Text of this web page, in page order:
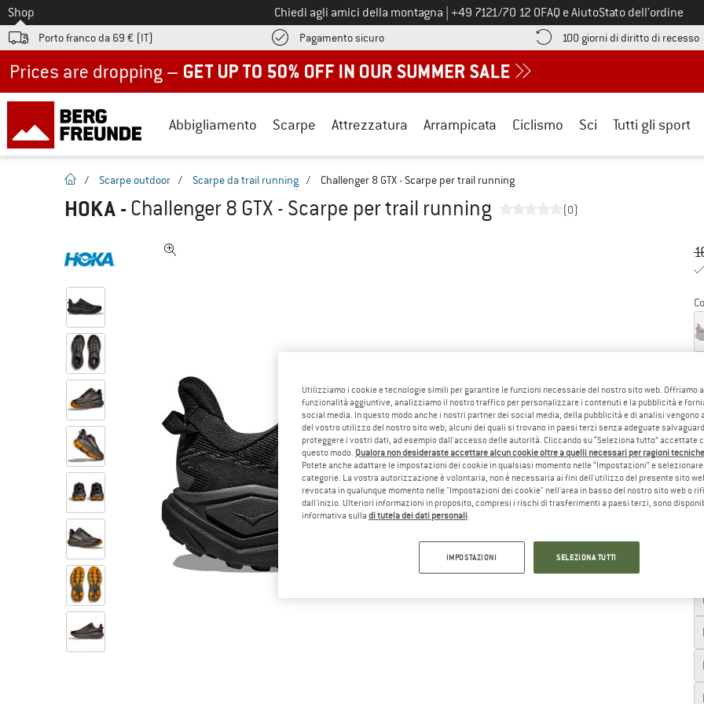
Allo
Shop Chiedi agli amici della montagna Chiamaci al numero
+49 7121/70 12 0FAQ e AiutoStato dell’ordine
Porto franco da 69 € (IT) Pagamento sicuroQui trovi le informazioni di pagamento! Si apre in una casella
100 giorni di diritto di recesso
Abbigliamento Scarpe Attrezzatura Arrampicata Ciclismo Sci Tutti gli sport
pagina iniziale
/ Scarpe outdoor / Scarpe da trail running / Challenger 8 GTX - Scarpe per trail running
HOKA - Challenger 8 GTX - Scarpe per trail running (0)
Utilizziamo i cookie e tecnologie simili per garantire le funzioni necessarie del nostro sito web. Offriamo
funzionalità aggiuntive, analizziamo il nostro traffico per personalizzare i contenuti e la pubblicità e
social media. In questo modo anche i nostri partner dei social media, della pubblicità e di analisi vengono
del vostro utilizzo del nostro sito web; alcuni dei quali si trovano in paesi terzi senza adeguate
proteggere i vostri dati, ad esempio dall'accesso delle autorità. Cliccando su “Seleziona tutto” accettate
questo modo. Qualora non desideraste accettare alcun cookie oltre a quelli necessari per ragioni
Potete anche adattare le impostazioni dei cookie in qualsiasi momento nelle “Impostazioni” e
categorie. La vostra autorizzazione è volontaria, non è necessaria ai fini dell'utilizzo del presente sito
revocata in qualunque momento nelle "Impostazioni dei cookie" nell'area in basso del nostro sito web o
dall'inizio. Ulteriori informazioni in proposito, compresi i rischi di trasferimenti a paesi terzi, sono
informativa sulla di tutela dei dati personali.
IMPOSTAZIONI SELEZIONA TUTTI